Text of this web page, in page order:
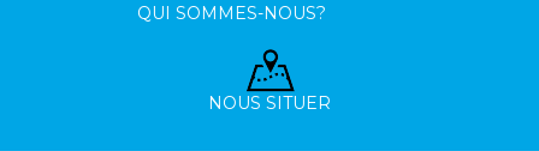
QUI SOMMES-NOUS?
NOUS SITUER